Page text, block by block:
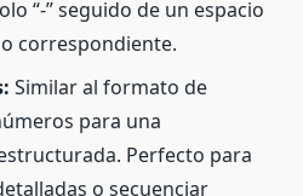
“-” seguido de un espacio
correspondiente.
Similar al formato de
para una
Perfecto para
o secuenciar